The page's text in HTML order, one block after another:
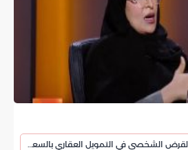
ضوابط وآليات استخدام القرض الشخصي في التمويل العقاري بالسعودية